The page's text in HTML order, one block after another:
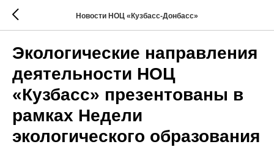
Новости НОЦ «Кузбасс-Донбасс»
Экологические направления
деятельности НОЦ
«Кузбасс» презентованы в
рамках Недели
экологического образования